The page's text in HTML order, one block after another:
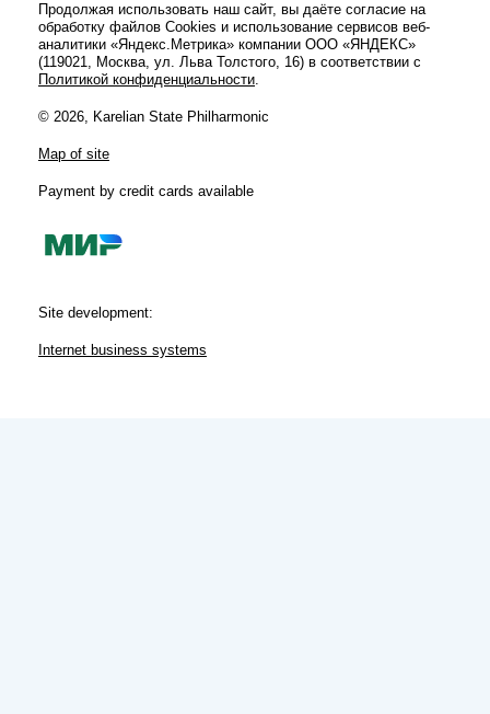
Продолжая использовать наш сайт, вы даёте согласие на
обработку файлов Cookies и использование сервисов веб-
аналитики «Яндекс.Метрика» компании ООО «ЯНДЕКС»
(119021, Москва, ул. Льва Толстого, 16) в соответствии с
Политикой конфиденциальности.
© 2026, Karelian State Philharmonic
Map of site
Payment by credit cards available
Site development:
Internet business systems